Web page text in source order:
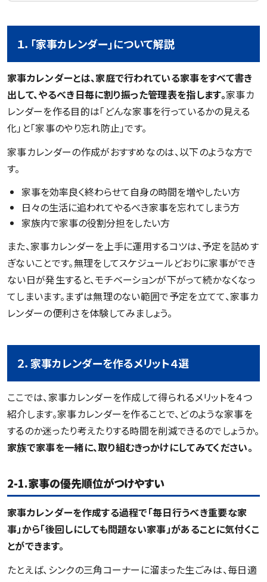
１．「家事カレンダー」について解説
家事カレンダーとは、家庭で行われている家事をすべて書き
出して、やるべき日毎に割り振った管理表を指します。家事カ
レンダーを作る目的は「どんな家事を行っているかの見える
化」と「家事のやり忘れ防止」です。
家事カレンダーの作成がおすすめなのは、以下のような方で
す。
家事を効率良く終わらせて自身の時間を増やしたい方
日々の生活に追われてやるべき家事を忘れてしまう方
家族内で家事の役割分担をしたい方
また、家事カレンダーを上手に運用するコツは、予定を詰めす
ぎないことです。無理をしてスケジュールどおりに家事ができ
ない日が発生すると、モチベーションが下がって続かなくなっ
てしまいます。まずは無理のない範囲で予定を立てて、家事カ
レンダーの便利さを体験してみましょう。
２．家事カレンダーを作るメリット４選
ここでは、家事カレンダーを作成して得られるメリットを４つ
紹介します。家事カレンダーを作ることで、どのような家事を
するのか迷ったり考えたりする時間を削減できるのでしょうか。
家族で家事を一緒に、取り組むきっかけにしてみてください。
2-1.家事の優先順位がつけやすい
家事カレンダーを作成する過程で「毎日行うべき重要な家
事」から「後回しにしても問題ない家事」があることに気付くこ
とができます。
たとえば、シンクの三角コーナーに溜まった生ごみは、毎日適